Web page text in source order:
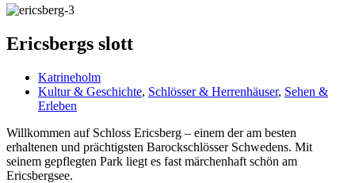
Ericsbergs slott
Katrineholm
Kultur & Geschichte, Schlösser & Herrenhäuser, Sehen &
Erleben
Willkommen auf Schloss Ericsberg – einem der am besten
erhaltenen und prächtigsten Barockschlösser Schwedens. Mit
seinem gepflegten Park liegt es fast märchenhaft schön am
Ericsbergsee.